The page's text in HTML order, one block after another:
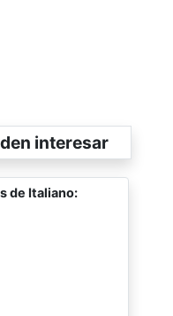
interesar
de Italiano: